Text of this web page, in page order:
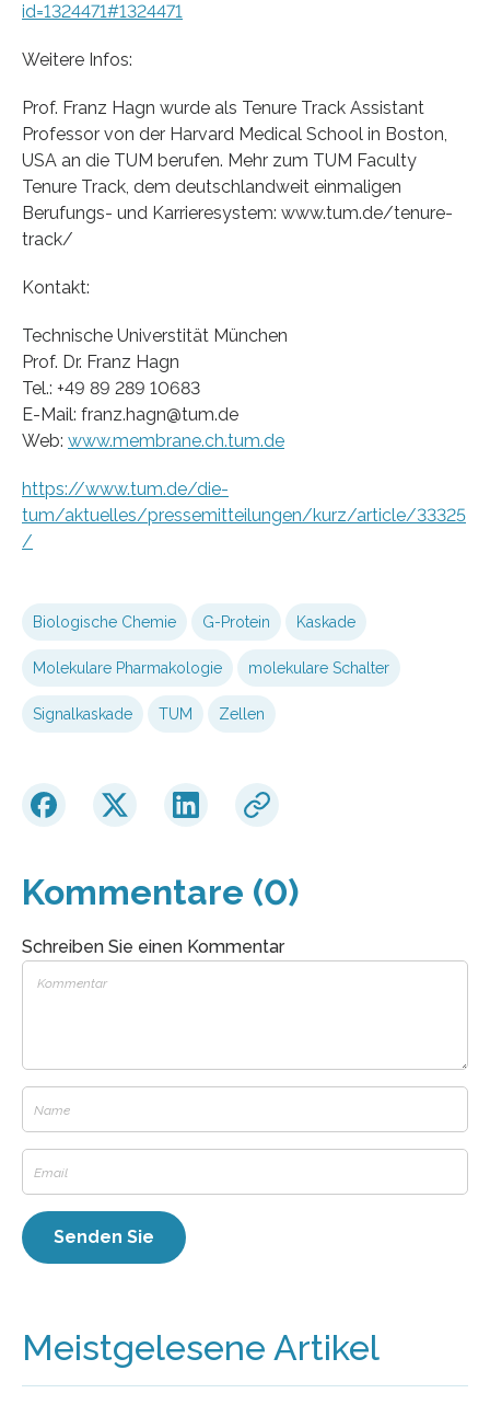
id=1324471#1324471
Weitere Infos:
Prof. Franz Hagn wurde als Tenure Track Assistant
Professor von der Harvard Medical School in Boston,
USA an die TUM berufen. Mehr zum TUM Faculty
Tenure Track, dem deutschlandweit einmaligen
Berufungs- und Karrieresystem: www.tum.de/tenure-
track/
Kontakt:
Technische Universtität München
Prof. Dr. Franz Hagn
Tel.: +49 89 289 10683
E-Mail: franz.hagn@tum.de
Web: www.membrane.ch.tum.de
https://www.tum.de/die-
tum/aktuelles/pressemitteilungen/kurz/article/33325
/
Biologische Chemie G-Protein Kaskade
Molekulare Pharmakologie molekulare Schalter
Signalkaskade TUM Zellen
Kommentare (0)
Schreiben Sie einen Kommentar
Meistgelesene Artikel